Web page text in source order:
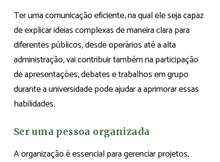
Ter uma comunicação eficiente, na qual ele seja capaz
de explicar ideias complexas de maneira clara para
diferentes públicos, desde operários até a alta
administração, vai contribuir também na participação
de apresentações, debates e trabalhos em grupo
durante a universidade pode ajudar a aprimorar essas
habilidades.
Ser uma pessoa organizada
A organização é essencial para gerenciar projetos,